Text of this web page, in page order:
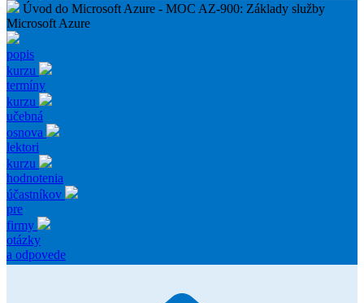
Úvod do Microsoft Azure - MOC AZ-900: Základy služby
Microsoft Azure
popis
kurzu
termíny
kurzu
učebná
osnova
lektori
kurzu
hodnotenia
účastníkov
pre
firmy
otázky
a odpovede